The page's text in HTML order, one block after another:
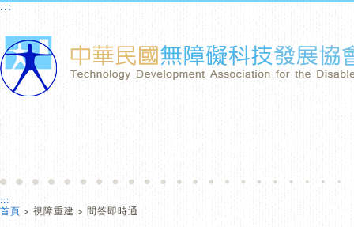
跳到主要內容區塊
:::
:::
首頁 > 視障重建 > 問答即時通